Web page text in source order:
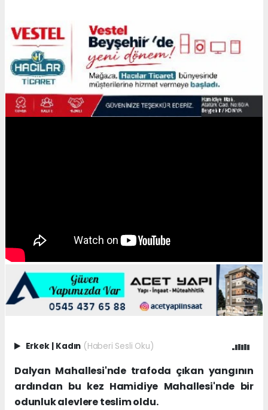
Erkek | Kadın (Haberi Sesli Oku)
Dalyan Mahallesi'nde trafoda çıkan yangının
ardından bu kez Hamidiye Mahallesi'nde bir
odunluk alevlere teslim oldu.